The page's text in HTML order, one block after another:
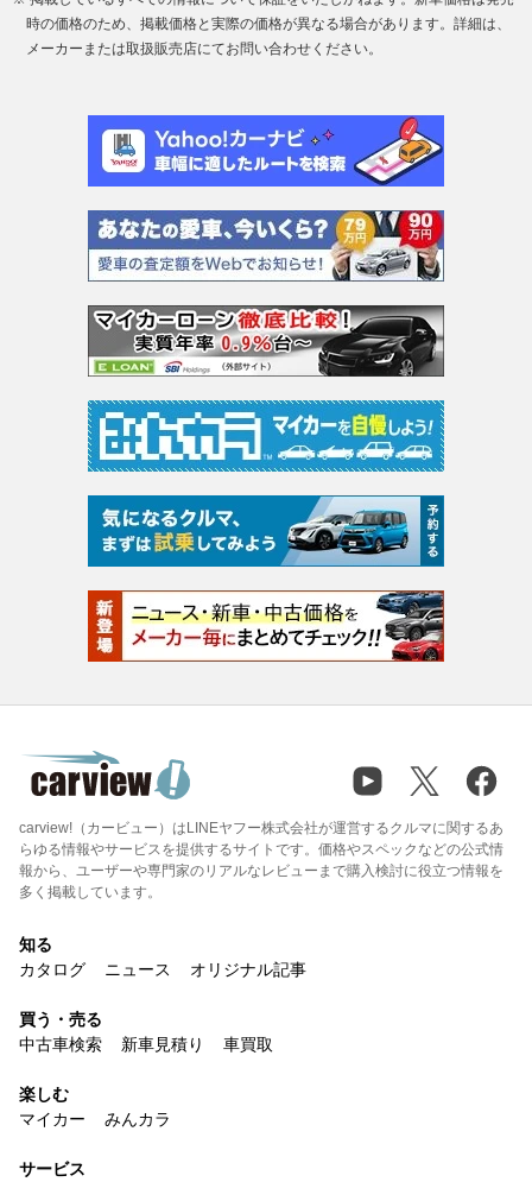
時の価格のため、掲載価格と実際の価格が異なる場合があります。詳細は、
メーカーまたは取扱販売店にてお問い合わせください。
carview!（カービュー）はLINEヤフー株式会社が運営するクルマに関するあ
らゆる情報やサービスを提供するサイトです。価格やスペックなどの公式情
報から、ユーザーや専門家のリアルなレビューまで購入検討に役立つ情報を
多く掲載しています。
知る
カタログ
ニュース オリジナル記事
買う・売る
中古車検索
新車見積り 車買取
楽しむ
マイカー
みんカラ
サービス